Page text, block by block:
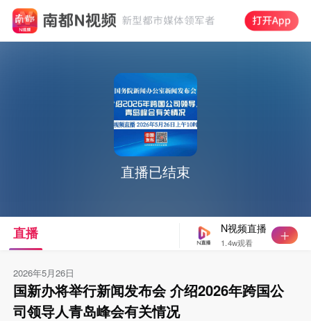
直播已结束
N视频直播
1.4w观看
直播
2026年5月26日
国新办将举行新闻发布会 介绍2026年跨国公
司领导人青岛峰会有关情况